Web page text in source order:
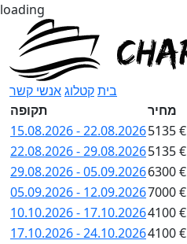
loading
ביתקטלוגאנשי קשר
תקופה
מחיר
15.08.2026 - 22.08.20265135 €
22.08.2026 - 29.08.20265135 €
29.08.2026 - 05.09.20266300 €
05.09.2026 - 12.09.20267000 €
10.10.2026 - 17.10.20264100 €
17.10.2026 - 24.10.20264100 €